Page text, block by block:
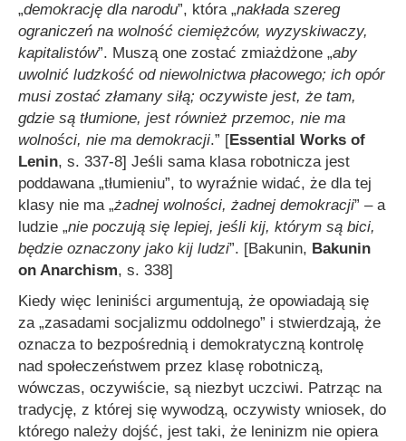
„demokrację dla narodu”, która „nakłada szereg
ograniczeń na wolność ciemiężców, wyzyskiwaczy,
kapitalistów”. Muszą one zostać zmiażdżone „aby
uwolnić ludzkość od niewolnictwa płacowego; ich opór
musi zostać złamany siłą; oczywiste jest, że tam,
gdzie są tłumione, jest również przemoc, nie ma
wolności, nie ma demokracji.” [Essential Works of
Lenin, s. 337-8] Jeśli sama klasa robotnicza jest
poddawana „tłumieniu”, to wyraźnie widać, że dla tej
klasy nie ma „żadnej wolności, żadnej demokracji” – a
ludzie „nie poczują się lepiej, jeśli kij, którym są bici,
będzie oznaczony jako kij ludzi”. [Bakunin, Bakunin
on Anarchism, s. 338]
Kiedy więc leniniści argumentują, że opowiadają się
za „zasadami socjalizmu oddolnego” i stwierdzają, że
oznacza to bezpośrednią i demokratyczną kontrolę
nad społeczeństwem przez klasę robotniczą,
wówczas, oczywiście, są niezbyt uczciwi. Patrząc na
tradycję, z której się wywodzą, oczywisty wniosek, do
którego należy dojść, jest taki, że leninizm nie opiera